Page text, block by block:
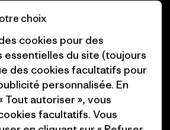
Presse et media
Industry program
Programme d’affiliation
Patagonia Luxembourg Plan du
site
choix
cookies pour des
du site (toujours
des cookies facultatifs pour
personnalisée. En
Tout autoriser », vous
facultatifs. Vous